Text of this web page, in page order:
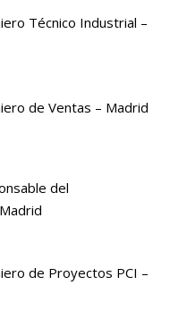
Técnico Industrial –
de Ventas – Madrid
del
de Proyectos PCI –